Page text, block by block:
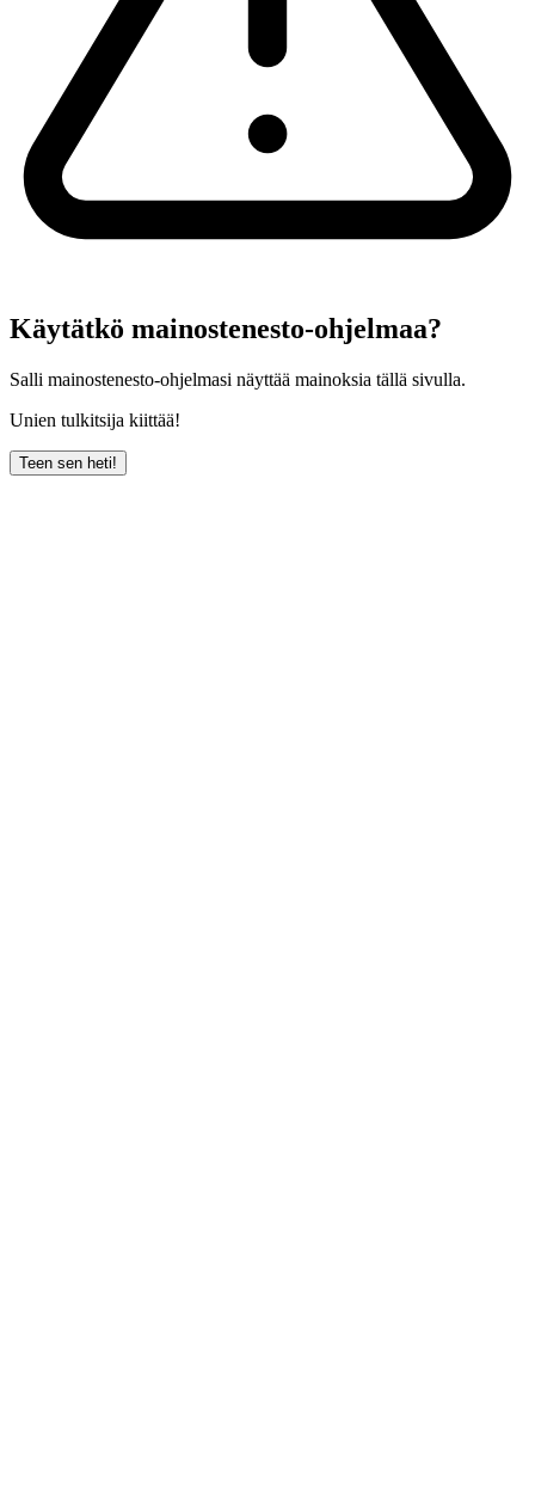
Käytätkö mainostenesto-ohjelmaa?
Salli mainostenesto-ohjelmasi näyttää mainoksia tällä sivulla.
Unien tulkitsija kiittää!
Teen sen heti!